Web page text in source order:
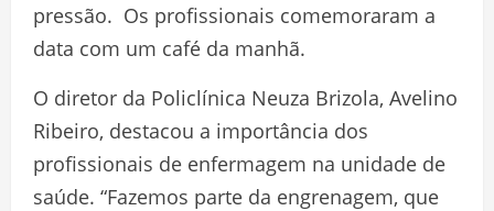
pressão. Os profissionais comemoraram a
data com um café da manhã.
O diretor da Policlínica Neuza Brizola, Avelino
Ribeiro, destacou a importância dos
profissionais de enfermagem na unidade de
saúde. “Fazemos parte da engrenagem, que